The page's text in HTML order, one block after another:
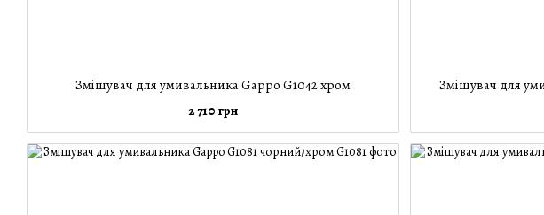
Змішувач для умивальника Gappo G1042 хром
2 710 грн
Змішувач для